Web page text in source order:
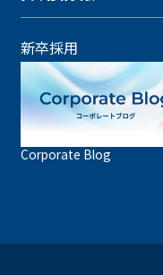
新卒採用
Corporate Blog